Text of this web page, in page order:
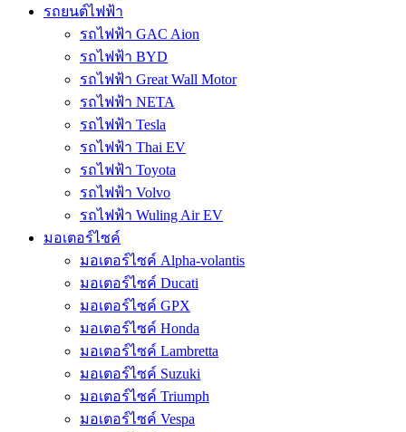
รถยนต์ไฟฟ้า
รถไฟฟ้า GAC Aion
รถไฟฟ้า BYD
รถไฟฟ้า Great Wall Motor
รถไฟฟ้า NETA
รถไฟฟ้า Tesla
รถไฟฟ้า Thai EV
รถไฟฟ้า Toyota
รถไฟฟ้า Volvo
รถไฟฟ้า Wuling Air EV
มอเตอร์ไซค์
มอเตอร์ไซค์ Alpha-volantis
มอเตอร์ไซค์ Ducati
มอเตอร์ไซค์ GPX
มอเตอร์ไซค์ Honda
มอเตอร์ไซค์ Lambretta
มอเตอร์ไซค์ Suzuki
มอเตอร์ไซค์ Triumph
มอเตอร์ไซค์ Vespa